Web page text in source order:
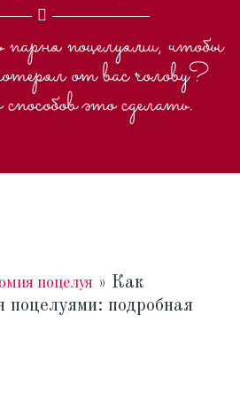
поцелуями, чтобы
от вас голову?
это сделать.
поцелуя » Как
поцелуями: подробная